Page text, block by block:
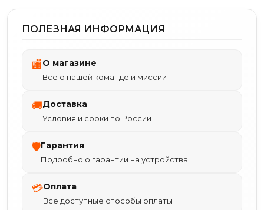
ПОЛЕЗНАЯ ИНФОРМАЦИЯ
🏬О магазине
Всё о нашей команде и миссии
🚚Доставка
Условия и сроки по России
🛡Гарантия
Подробно о гарантии на устройства
💳Оплата
Все доступные способы оплаты